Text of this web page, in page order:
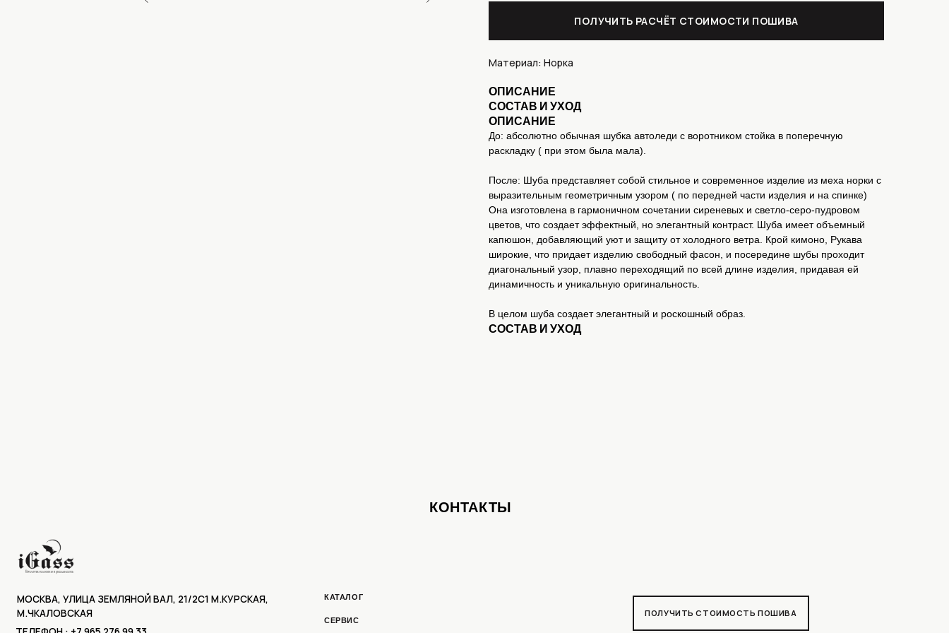
ПОЛУЧИТЬ РАСЧЁТ СТОИМОСТИ ПОШИВА
Материал: Норка
ОПИСАНИЕ
СОСТАВ И УХОД
ОПИСАНИЕ
До: абсолютно обычная шубка автоледи с воротником стойка в поперечную
раскладку ( при этом была мала).
После: Шуба представляет собой стильное и современное изделие из меха норки с
выразительным геометричным узором ( по передней части изделия и на спинке)
Она изготовлена в гармоничном сочетании сиреневых и светло-серо-пудровом
цветов, что создает эффектный, но элегантный контраст. Шуба имеет объемный
капюшон, добавляющий уют и защиту от холодного ветра. Крой кимоно, Рукава
широкие, что придает изделию свободный фасон, и посередине шубы проходит
диагональный узор, плавно переходящий по всей длине изделия, придавая ей
динамичность и уникальную оригинальность.
В целом шуба создает элегантный и роскошный образ.
СОСТАВ И УХОД
КЛИЕНТСКАЯ ИНФОРМАЦИЯ
Условия возврата
Рассрочка
Доставка и оплата
Политика конфиденциальности